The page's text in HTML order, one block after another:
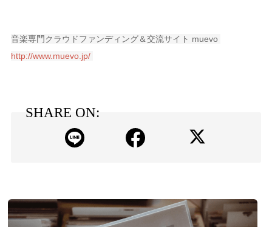
音楽専門クラウドファンディング＆交流サイト muevo
http://www.muevo.jp/
SHARE ON: